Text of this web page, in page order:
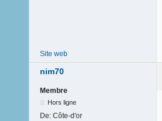
Site web
nim70
Membre
Hors ligne
De: Côte-d'or